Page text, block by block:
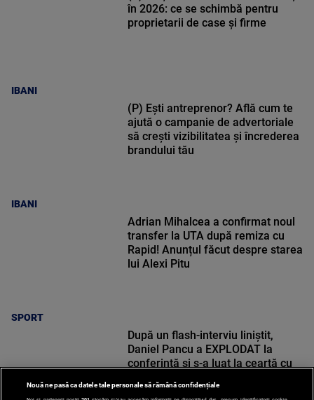
IBANI
în 2026: ce se schimbă pentru
proprietarii de case și firme
IBANI
(P) Ești antreprenor? Află cum te
ajută o campanie de advertoriale
să crești vizibilitatea și încrederea
brandului tău
SPORT
Adrian Mihalcea a confirmat noul
transfer la UTA după remiza cu
Rapid! Anunțul făcut despre starea
lui Alexi Pitu
După un flash-interviu liniștit,
Daniel Pancu a EXPLODAT la
conferință și s-a luat la ceartă cu
strigați”
Nouă ne pasă ca datele tale personale să rămână confidențiale